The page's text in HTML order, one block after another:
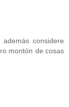
considere
montón de cosas